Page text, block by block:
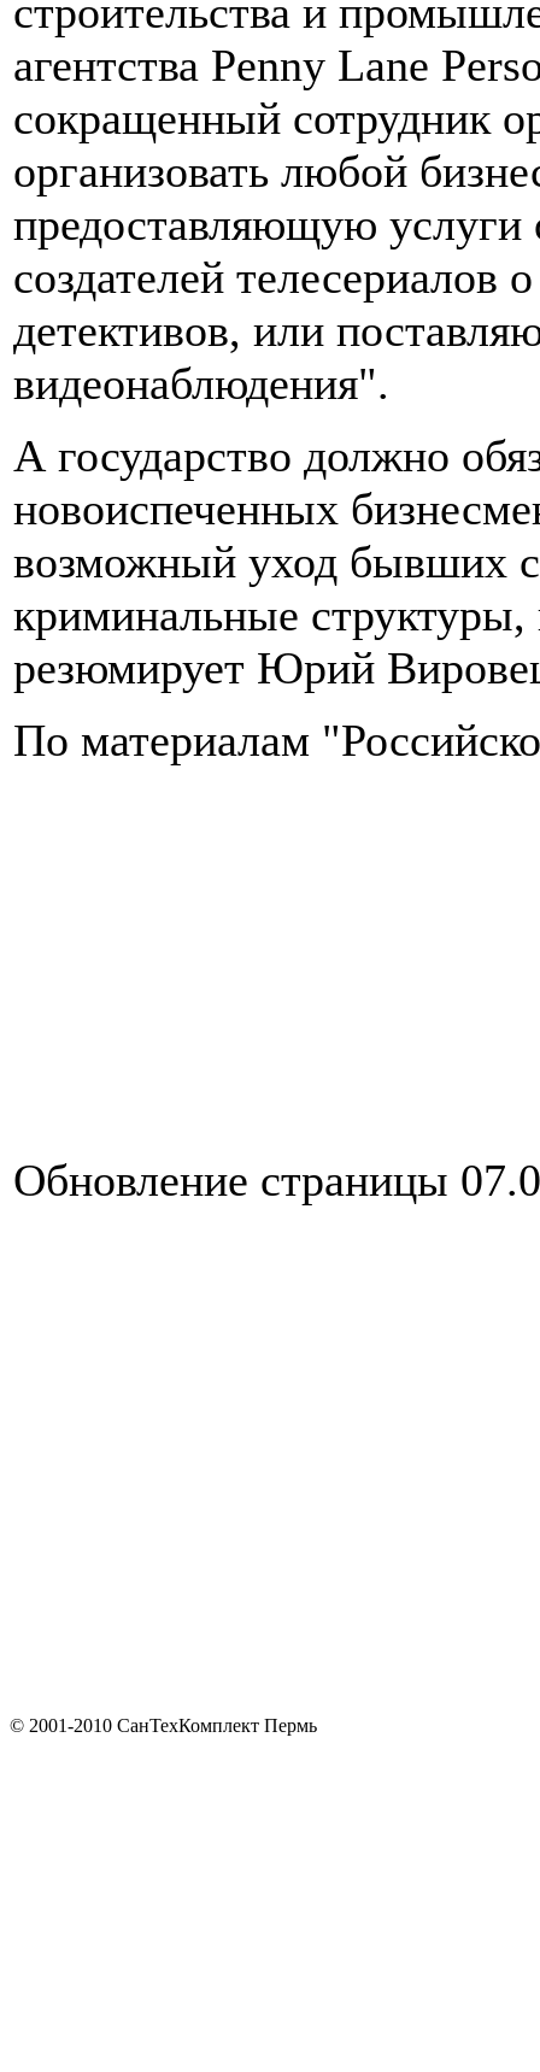
строительства и
агентства Penny Lane
сокращенный сотрудник
организовать любой
предоставляющую услуги
создателей
детективов, или
видеонаблюдения".
А государство должно
новоиспеченных
возможный уход бывших
криминальные
резюмирует Юрий
По материалам
Обновление страницы
© 2001-2010 СанТехКомплект Пермь